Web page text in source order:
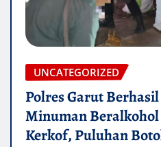
UNCATEGORIZED
Polres Garut
Minuman
Kerkof, Puluhan